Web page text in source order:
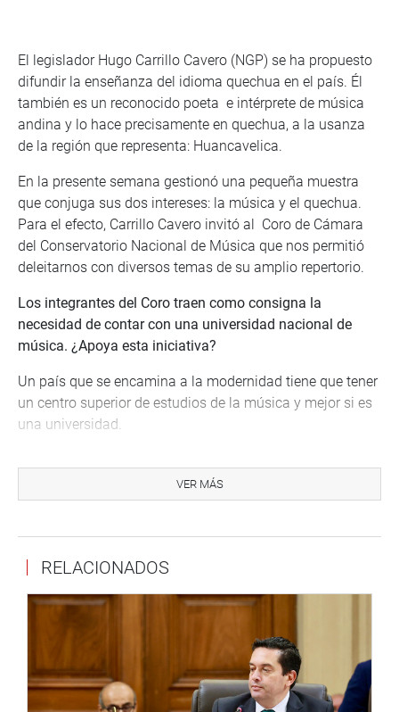
El legislador Hugo Carrillo Cavero (NGP) se ha propuesto
difundir la enseñanza del idioma quechua en el país. Él
también es un reconocido poeta e intérprete de música
andina y lo hace precisamente en quechua, a la usanza
de la región que representa: Huancavelica.
En la presente semana gestionó una pequeña muestra
que conjuga sus dos intereses: la música y el quechua.
Para el efecto, Carrillo Cavero invitó al Coro de Cámara
del Conservatorio Nacional de Música que nos permitió
deleitarnos con diversos temas de su amplio repertorio.
Los integrantes del Coro traen como consigna la
necesidad de contar con una universidad nacional de
música. ¿Apoya esta iniciativa?
Un país que se encamina a la modernidad tiene que tener
un centro superior de estudios de la música y mejor si es
una universidad.
extranjero o en el conservatorio, como estos jóvenes.
Tenemos talentos de la música, éstos jóvenes, como
infraestructura acústica, sus aulas son de tabiquería,
esta institución (conservatorio), tenemos que tener un
local adecuado para darles oportunidades a estos
¿Pero Ud. es parte de este gobierno que está de salida y
VER MÁS
RELACIONADOS